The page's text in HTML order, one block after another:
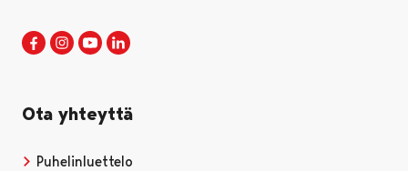
Porin kaupunki Facebookissa
Avautuu uudessa välilehdessä
Porin kaupunki Instagramissa
Avautuu uudessa välilehdessä
Porin kaupunki Youtubessa
Avautuu uudessa välilehdessä
Ota yhteyttä
Puhelinluettelo